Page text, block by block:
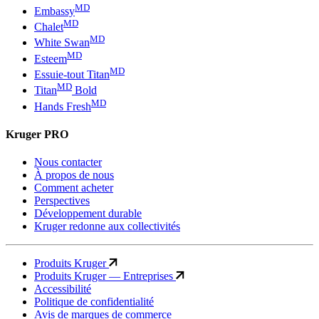
EmbassyMD
ChaletMD
White SwanMD
EsteemMD
Essuie-tout TitanMD
TitanMD Bold
Hands FreshMD
Kruger PRO
Nous contacter
À propos de nous
Comment acheter
Perspectives
Développement durable
Kruger redonne aux collectivités
Produits Kruger
Produits Kruger — Entreprises
Accessibilité
Politique de confidentialité
Avis de marques de commerce